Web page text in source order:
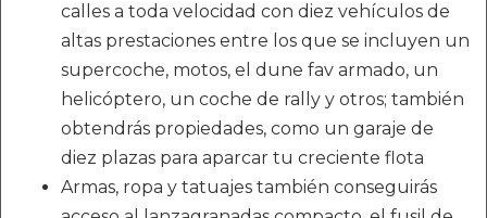
calles a toda velocidad con diez vehículos de
altas prestaciones entre los que se incluyen un
supercoche, motos, el dune fav armado, un
helicóptero, un coche de rally y otros; también
obtendrás propiedades, como un garaje de
diez plazas para aparcar tu creciente flota
Armas, ropa y tatuajes también conseguirás